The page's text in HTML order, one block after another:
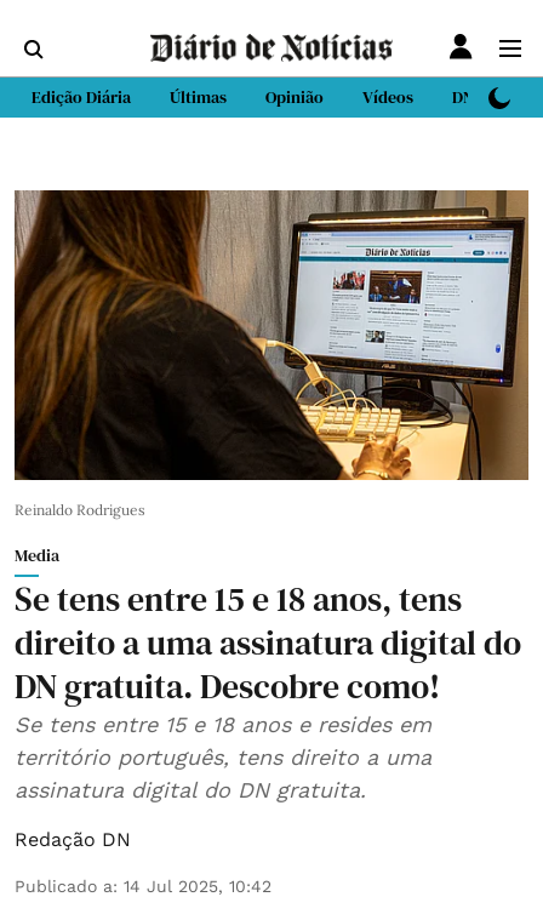
Edição Diária Últimas Opinião Vídeos DN Sport
Reinaldo Rodrigues
Media
Se tens entre 15 e 18 anos, tens
direito a uma assinatura digital do
DN gratuita. Descobre como!
Se tens entre 15 e 18 anos e resides em
território português, tens direito a uma
assinatura digital do DN gratuita.
Redação DN
Publicado a: 14 Jul 2025, 10:42